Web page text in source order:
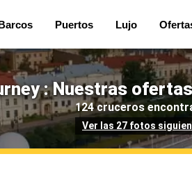
Puertos Lujo
: Nuestras
124 cruceros
Ver las 27 fotos